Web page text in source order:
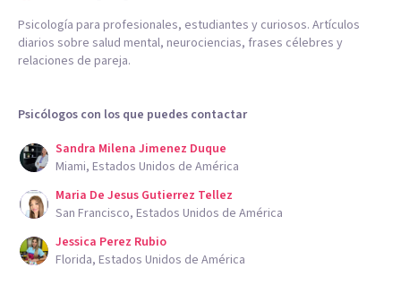
Psicología para profesionales, estudiantes y curiosos. Artículos
diarios sobre salud mental, neurociencias, frases célebres y
relaciones de pareja.
Psicólogos con los que puedes contactar
Sandra Milena Jimenez Duque
Miami, Estados Unidos de América
Maria De Jesus Gutierrez Tellez
San Francisco, Estados Unidos de América
Jessica Perez Rubio
Florida, Estados Unidos de América